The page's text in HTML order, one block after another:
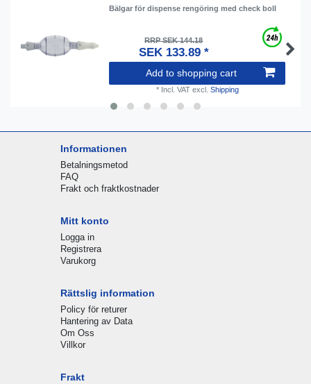
Bälgar för dispense rengöring med check boll
RRP SEK 144.18
SEK 133.89 *
Add to shopping cart
* Incl. VATexcl. Shipping
Informationen
Betalningsmetod
FAQ
Frakt och fraktkostnader
Mitt konto
Logga in
Registrera
Varukorg
Rättslig information
Policy för returer
Hantering av Data
Om Oss
Villkor
Frakt